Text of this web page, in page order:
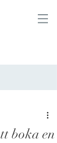
boka en